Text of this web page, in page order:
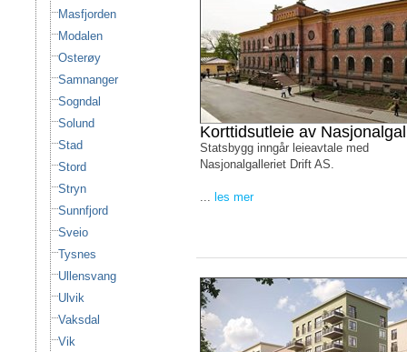
Masfjorden
Modalen
Osterøy
Samnanger
Sogndal
Solund
Stad
Stord
Stryn
Sunnfjord
Sveio
Tysnes
Ullensvang
Ulvik
Vaksdal
Vik
Korttidsutleie av
Statsbygg inngår leieavtale med
Nasjonalgalleriet Drift AS.
... les mer